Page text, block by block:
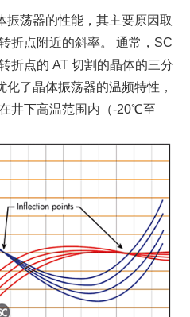
振荡器的性能，其主要原因取
折点附近的斜率。 通常，SC
折点的 AT 切割的晶体的三分
了晶体振荡器的温频特性，
井下高温范围内（-20℃至